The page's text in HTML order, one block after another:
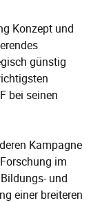
Konzept und
günstig
bei seinen
Kampagne
im
und
einer breiteren